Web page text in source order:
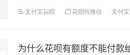
支付宝花呗 花呗转微信 支付宝
为什么花呗有额度不能付款